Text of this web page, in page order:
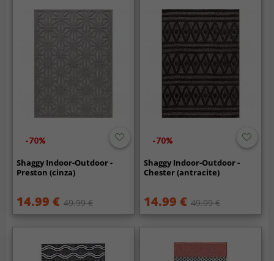
-70%
Shaggy Indoor-Outdoor -
Preston (cinza)
14.99 € 49.99 €
-70%
Shaggy Indoor-Outdoor -
Chester (antracite)
14.99 € 49.99 €